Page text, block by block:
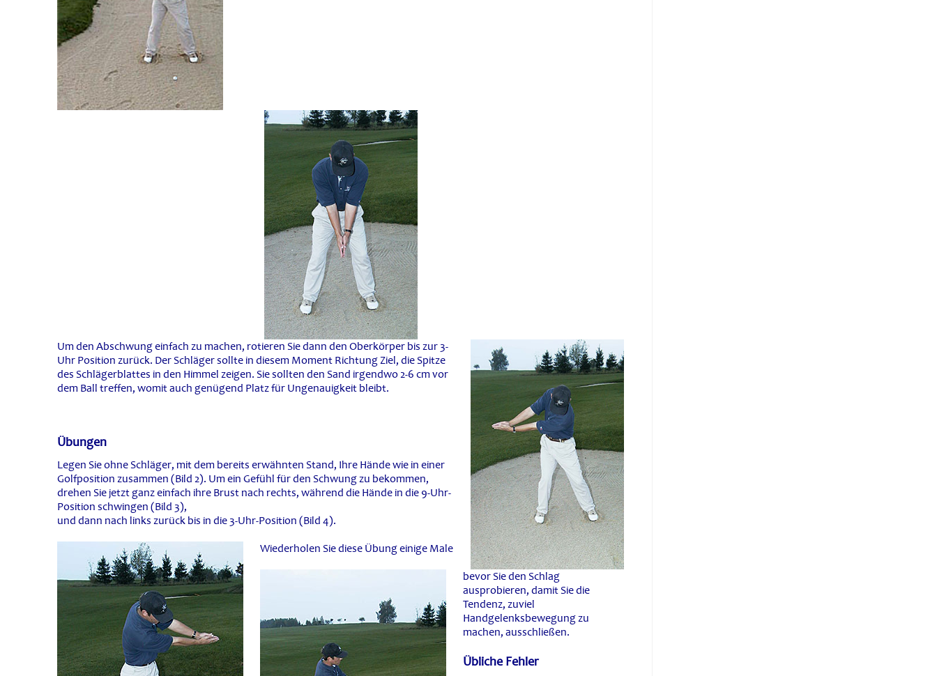
Um den Abschwung einfach zu machen, rotieren Sie dann den Oberkörper bis zur 3-
Uhr Position zurück. Der Schläger sollte in diesem Moment Richtung Ziel, die Spitze
des Schlägerblattes in den Himmel zeigen. Sie sollten den Sand irgendwo 2-6 cm vor
dem Ball treffen, womit auch genügend Platz für Ungenauigkeit bleibt.
Übungen
Legen Sie ohne Schläger, mit dem bereits erwähnten Stand, Ihre Hände wie in einer
Golfposition zusammen (Bild 2). Um ein Gefühl für den Schwung zu bekommen,
drehen Sie jetzt ganz einfach ihre Brust nach rechts, während die Hände in die 9-Uhr-
Position schwingen (Bild 3),
und dann nach links zurück bis in die 3-Uhr-Position (Bild 4).
Wiederholen Sie diese Übung einige Male
bevor Sie den Schlag
ausprobieren, damit Sie die
Tendenz, zuviel
Handgelenksbewegung zu
machen, ausschließen.
Übliche Fehler